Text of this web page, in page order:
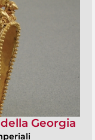
Georgia